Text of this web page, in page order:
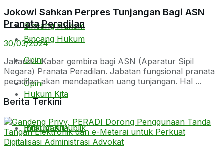
Bincang Hukum
Opini
Hukum Kita
Bincang Hukum
Opini
Hukum Kita
Informasi Publik
Jokowi Sahkan Perpres Tunjangan Bagi ASN
Pranata Peradilan
30/03/2024
Jakarta - Kabar gembira bagi ASN (Aparatur Sipil
Negara) Pranata Peradilan. Jabatan fungsional pranata
peradilan akan mendapatkan uang tunjangan. Hal ...
Berita Terkini